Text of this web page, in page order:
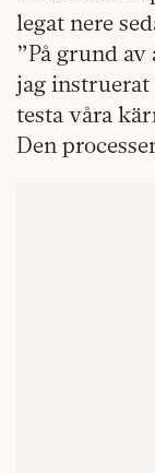
legat nere
”På grund
jag
testa våra
Den